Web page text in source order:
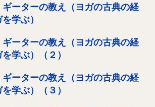
ーターの教え（ヨガの古典の経
学ぶ）
ーターの教え（ヨガの古典の経
学ぶ）（２）
ーターの教え（ヨガの古典の経
学ぶ）（３）